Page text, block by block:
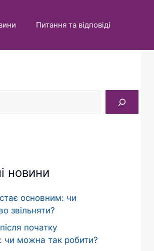
Питання та відповіді
новини
основним: чи
звільняти?
початку
чи можна так робити?